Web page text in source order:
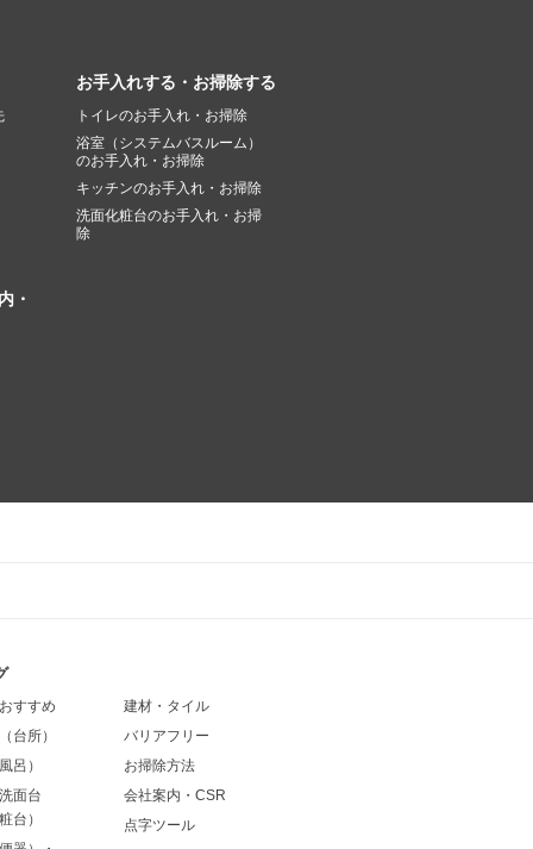
お手入れする・お掃除する
トイレのお手入れ・お掃除
浴室（システムバスルーム）
のお手入れ・お掃除
キッチンのお手入れ・お掃除
洗面化粧台のお手入れ・お掃
除
・
すすめ
台所）
呂）
面台
台）
建材・タイル
バリアフリー
お掃除方法
会社案内・CSR
点字ツール